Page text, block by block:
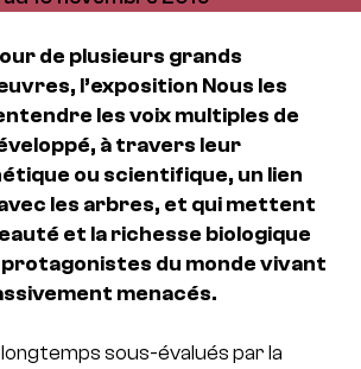
de plusieurs grands
l’exposition Nous les
les voix multiples de
à travers leur
ou scientifique, un lien
les arbres, et qui mettent
et la richesse biologique
du monde vivant
menacés.
sous-évalués par la